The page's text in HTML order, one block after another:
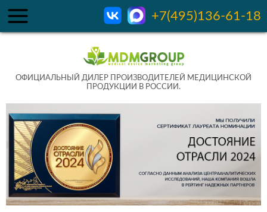
+7(495)136-61-18
ОФИЦИАЛЬНЫЙ ДИЛЕР ПРОИЗВОДИТЕЛЕЙ МЕДИЦИНСКОЙ
ПРОДУКЦИИ В РОССИИ.